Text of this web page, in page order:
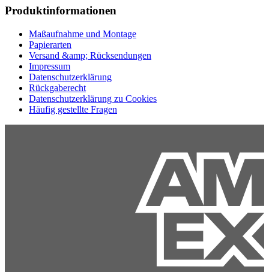
Produktinformationen
Maßaufnahme und Montage
Papierarten
Versand &amp; Rücksendungen
Impressum
Datenschutzerklärung
Rückgaberecht
Datenschutzerklärung zu Cookies
Häufig gestellte Fragen